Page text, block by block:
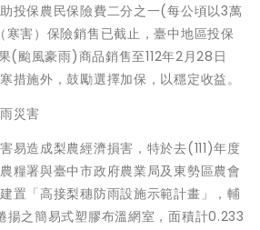
投保農民保險費二分之一(每公頃以3萬
害）保險銷售已截止，臺中地區投保
(颱風豪雨)商品銷售至112年2月28日
措施外，鼓勵選擇加保，以穩定收益。
災害
易造成梨農經濟損害，特於去(111)年度
糧署與臺中市政府農業局及東勢區農會
置「高接梨穗防雨設施示範計畫」，輔
揚之簡易式塑膠布溫網室，面積計0.233